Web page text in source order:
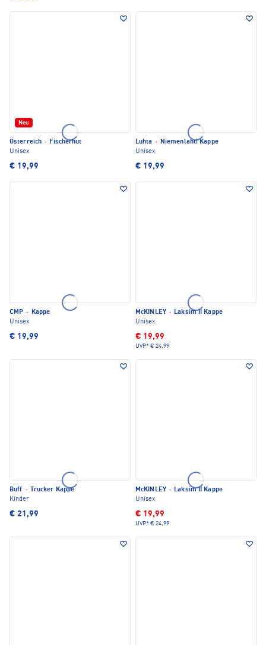
Neu
Österreich · Fischerhut
Unisex
€ 19,99
Luhta · Niemenlahti Kappe
Unisex
€ 19,99
CMP ·
Kappe
Unisex
€ 19,99
McKINLEY · Laksim II Kappe
Unisex
€ 19,99
UVP* € 24,99
Buff ·
Trucker Kappe
Kinder
€ 21,99
McKINLEY · Laksim II Kappe
Unisex
€ 19,99
UVP* € 24,99